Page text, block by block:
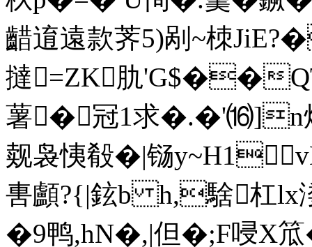
齰逳遠款荠5)剐~栜
撻=ZK肍'G$��
薯�冠1求�.�'⒃]n
觌袅恞殽�|铴
軎顱?{|鉉b h,騇杠
�9鸭,hN�,|但�;F唚X笟